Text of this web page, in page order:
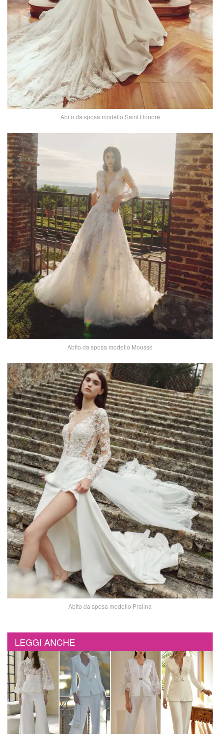
Abito da sposa modello Saint Honorè
Abito da sposa modello Mousse
Abito da sposa modello Pralina
LEGGI ANCHE